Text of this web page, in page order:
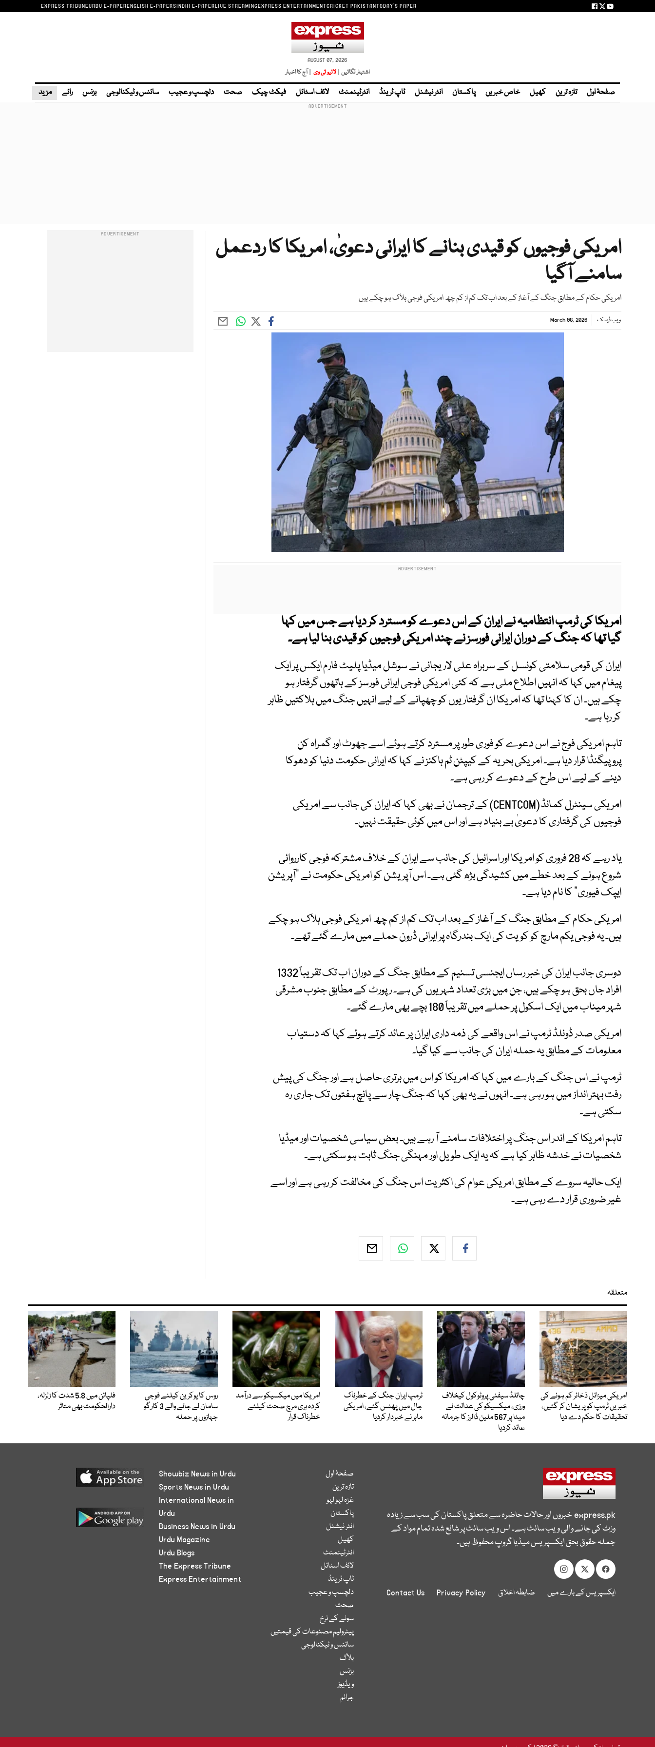
EXPRESS TRIBUNEURDU E-PAPERENGLISH E-PAPERSINDHI E-PAPERLIVE STREAMINGEXPRESS ENTERTAINMENTCRICKET PAKISTANTODAY'S PAPER
AUGUST 07, 2026
اشتہار لگائیں | لائیو ٹی وی | آج کا اخبار
صفحۂ اول تازہ ترین کھیل خاص خبریں پاکستان انٹر نیشنل ٹاپ ٹرینڈ انٹرٹینمنٹ لائف اسٹائل فیکٹ چیک صحت دلچسپ و عجیب سائنس و ٹیکنالوجی بزنس رائے مزید
امریکی فوجیوں کو قیدی بنانے کا ایرانی دعویٰ، امریکا کا ردعمل
سامنے آگیا
امریکی حکام کے مطابق جنگ کے آغاز کے بعد اب تک کم از کم چھ امریکی فوجی ہلاک ہو چکے ہیں
ویب ڈیسک March 08, 2026
امریکا کی ٹرمپ انتظامیہ نے ایران کے اس دعوے کو مسترد کر دیا ہے جس میں کہا
گیا تھا کہ جنگ کے دوران ایرانی فورسز نے چند امریکی فوجیوں کو قیدی بنا لیا ہے۔
ایران کی قومی سلامتی کونسل کے سربراہ علی لاریجانی نے سوشل میڈیا پلیٹ فارم ایکس پر ایک
پیغام میں کہا کہ انہیں اطلاع ملی ہے کہ کئی امریکی فوجی ایرانی فورسز کے ہاتھوں گرفتار ہو
چکے ہیں۔ ان کا کہنا تھا کہ امریکا ان گرفتاریوں کو چھپانے کے لیے انہیں جنگ میں ہلاکتیں ظاہر
کر رہا ہے۔
تاہم امریکی فوج نے اس دعوے کو فوری طور پر مسترد کرتے ہوئے اسے جھوٹ اور گمراہ کن
پروپیگنڈا قرار دیا ہے۔ امریکی بحریہ کے کیپٹن ٹم ہاکنز نے کہا کہ ایرانی حکومت دنیا کو دھوکا
دینے کے لیے اس طرح کے دعوے کر رہی ہے۔
امریکی سینٹرل کمانڈ (CENTCOM) کے ترجمان نے بھی کہا کہ ایران کی جانب سے امریکی
فوجیوں کی گرفتاری کا دعویٰ بے بنیاد ہے اور اس میں کوئی حقیقت نہیں۔
یاد رہے کہ 28 فروری کو امریکا اور اسرائیل کی جانب سے ایران کے خلاف مشترکہ فوجی کارروائی
شروع ہونے کے بعد خطے میں کشیدگی بڑھ گئی ہے۔ اس آپریشن کو امریکی حکومت نے “آپریشن
ایپک فیوری” کا نام دیا ہے۔
امریکی حکام کے مطابق جنگ کے آغاز کے بعد اب تک کم از کم چھ امریکی فوجی ہلاک ہو چکے
ہیں۔ یہ فوجی یکم مارچ کو کویت کی ایک بندرگاہ پر ایرانی ڈرون حملے میں مارے گئے تھے۔
دوسری جانب ایران کی خبر رساں ایجنسی تسنیم کے مطابق جنگ کے دوران اب تک تقریباً 1332
افراد جاں بحق ہو چکے ہیں، جن میں بڑی تعداد شہریوں کی ہے۔ رپورٹ کے مطابق جنوب مشرقی
شہر میناب میں ایک اسکول پر حملے میں تقریباً 180 بچے بھی مارے گئے۔
امریکی صدر ڈونلڈ ٹرمپ نے اس واقعے کی ذمہ داری ایران پر عائد کرتے ہوئے کہا کہ دستیاب
معلومات کے مطابق یہ حملہ ایران کی جانب سے کیا گیا۔
ٹرمپ نے اس جنگ کے بارے میں کہا کہ امریکا کو اس میں برتری حاصل ہے اور جنگ کی پیش
رفت بہتر انداز میں ہو رہی ہے۔ انہوں نے یہ بھی کہا کہ جنگ چار سے پانچ ہفتوں تک جاری رہ
سکتی ہے۔
تاہم امریکا کے اندر اس جنگ پر اختلافات سامنے آ رہے ہیں۔ بعض سیاسی شخصیات اور میڈیا
شخصیات نے خدشہ ظاہر کیا ہے کہ یہ ایک طویل اور مہنگی جنگ ثابت ہو سکتی ہے۔
ایک حالیہ سروے کے مطابق امریکی عوام کی اکثریت اس جنگ کی مخالفت کر رہی ہے اور اسے
غیر ضروری قرار دے رہی ہے۔
متعلقہ
امریکی میزائل ذخائر کم ہونے کی
خبریں ٹرمپ کو پریشان کر گئیں،
تحقیقات کا حکم دے دیا
چائلڈ سیفٹی پروٹوکول کیخلاف
ورزی، میکسیکو کی عدالت نے
میٹا پر 567 ملین ڈالرز کا جرمانہ
عائد کردیا
ٹرمپ ایران جنگ کے خطرناک
جال میں پھنس گئے، امریکی
ماہر نے خبردار کردیا
امریکا میں میکسیکو سے درآمد
کردہ ہری مرچ صحت کیلئے
خطرناک قرار
روس کا یوکرین کیلئے فوجی
سامان لے جانے والے 3 کارگو
جہازوں پر حملہ
فلپائن میں 5.8 شدت کا زلزلہ،
دارالحکومت بھی متاثر
express.pkخبروں اور حالات حاضرہ سے متعلق پاکستان کی سب سے زیادہ
وزٹ کی جانے والی ویب سائٹ ہے۔ اس ویب سائٹ پر شائع شدہ تمام مواد کے
جملہ حقوق بحق ایکسپریس میڈیا گروپ محفوظ ہیں۔
ایکسپریس کے بارے میں ضابطہ اخلاق Privacy Policy
Contact Us
صفحۂ اول
تازہ ترین
غزہ لہو لہو
پاکستان
انٹر نیشنل
کھیل
انٹرٹینمنٹ
لائف اسٹائل
ٹاپ ٹرینڈ
دلچسپ و عجیب
صحت
سونے کے نرخ
پیٹرولیم مصنوعات کی قیمتیں
سائنس و ٹیکنالوجی
بلاگ
بزنس
ویڈیوز
جرائم
Showbiz News in Urdu
Sports News in Urdu
International News in
Urdu
Business News in Urdu
Urdu Magazine
Urdu Blogs
The Express Tribune
Express Entertainment